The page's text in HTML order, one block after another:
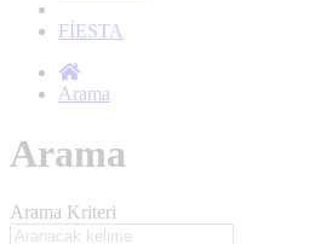
FİESTA
Arama
Arama
Arama Kriteri